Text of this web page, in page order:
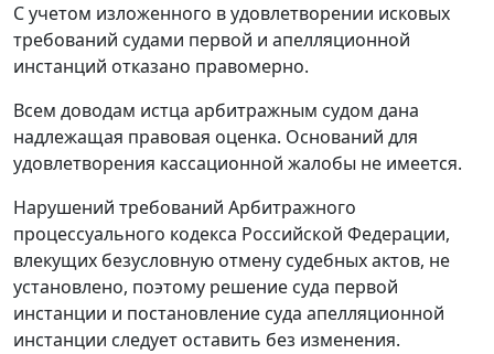
С учетом изложенного в удовлетворении исковых
требований судами первой и апелляционной
инстанций отказано правомерно.
Всем доводам истца арбитражным судом дана
надлежащая правовая оценка. Оснований для
удовлетворения кассационной жалобы не имеется.
Нарушений требований Арбитражного
процессуального кодекса Российской Федерации,
влекущих безусловную отмену судебных актов, не
установлено, поэтому решение суда первой
инстанции и постановление суда апелляционной
инстанции следует оставить без изменения.